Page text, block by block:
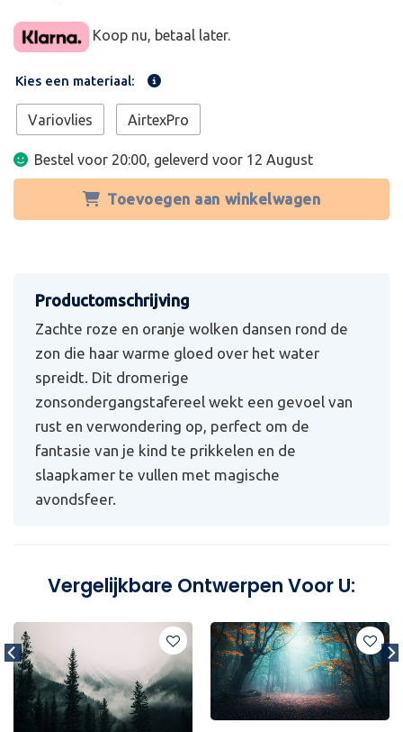
Koop nu, betaal later.
Kies een materiaal:
Variovlies AirtexPro
Bestel voor 20:00, geleverd voor 12 August
Toevoegen aan winkelwagen
Zachte roze en oranje wolken dansen rond de
zon die haar warme gloed over het water
spreidt. Dit dromerige
zonsondergangstafereel wekt een gevoel van
rust en verwondering op, perfect om de
fantasie van je kind te prikkelen en de
slaapkamer te vullen met magische
avondsfeer.
Vergelijkbare Ontwerpen Voor U: